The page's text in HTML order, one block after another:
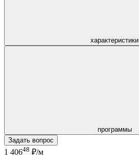
характеристики
программы
Задать вопрос
1 40648 ₽/м